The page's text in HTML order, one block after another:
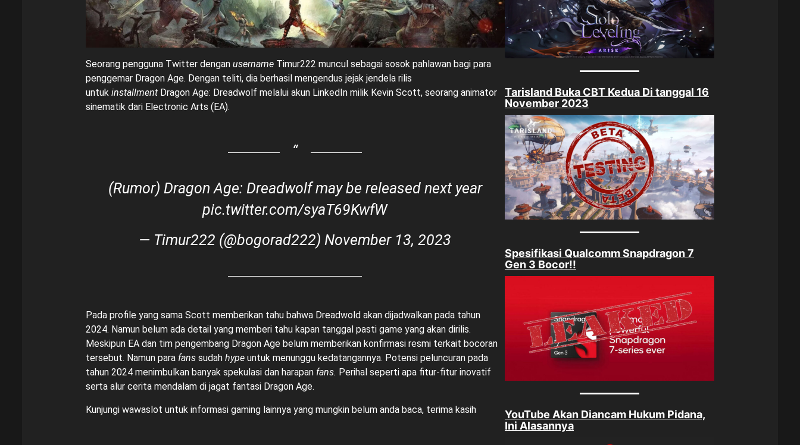
Seorang pengguna Twitter dengan username Timur222 muncul sebagai sosok pahlawan bagi para
penggemar Dragon Age. Dengan teliti, dia berhasil mengendus jejak jendela rilis
untuk installment Dragon Age: Dreadwolf melalui akun LinkedIn milik Kevin Scott, seorang animator
sinematik dari Electronic Arts (EA).
(Rumor) Dragon Age: Dreadwolf may be released next year
pic.twitter.com/syaT69KwfW
— Timur222 (@bogorad222)November 13, 2023
Pada profile yang sama Scott memberikan tahu bahwa Dreadwold akan dijadwalkan pada tahun
2024. Namun belum ada detail yang memberi tahu kapan tanggal pasti game yang akan dirilis.
Meskipun EA dan tim pengembang Dragon Age belum memberikan konfirmasi resmi terkait bocoran
tersebut. Namun para fans sudah hype untuk menunggu kedatangannya. Potensi peluncuran pada
tahun 2024 menimbulkan banyak spekulasi dan harapan fans. Perihal seperti apa fitur-fitur inovatif
serta alur cerita mendalam di jagat fantasi Dragon Age.
Kunjungi wawaslot untuk informasi gaming lainnya yang mungkin belum anda baca, terima kasih
Tarisland Buka CBT Kedua Di tanggal 16
November 2023
Spesifikasi Qualcomm Snapdragon 7
Gen 3 Bocor!!
YouTube Akan Diancam Hukum Pidana,
Ini Alasannya